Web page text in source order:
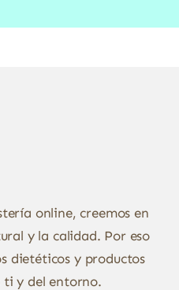
online, creemos en
y la calidad. Por eso
dietéticos y productos
ti y del entorno.